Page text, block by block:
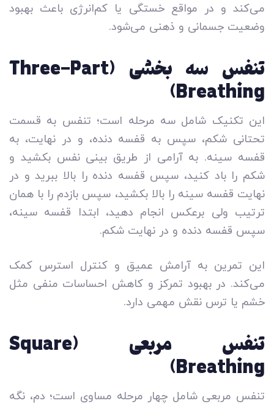
می‌کند و در مواقع خستگی یا کم‌انرژی باعث بهبود
وضعیت جسمانی و ذهنی می­‌شود.
تنفس سه بخشی (Three-Part
Breathing)
این تکنیک شامل سه مرحله است؛ تنفس به قسمت
تحتانی شکم، سپس به قفسه دنده، و در نهایت، به
قفسه سینه. به آرامی از طریق بینی نفس بکشید و
شکم را باد کنید، سپس قفسه دنده را بالا ببرید و در
نهایت قفسه سینه را بالا بکشید، سپس بازدم را با همان
ترتیب ولی برعکس انجام دهید، ابتدا قفسه سینه،
سپس قفسه دنده و در نهایت شکم.
این تمرین به آرامش عمیق و کنترل استرس کمک
می‌کند. در بهبود تمرکز و کاهش احساسات منفی مثل
خشم یا ترس نقش مهمی دارد.
تنفس مربعی (Square
Breathing)
تنفس مربعی شامل چهار مرحله مساوی است؛ دم، نگه